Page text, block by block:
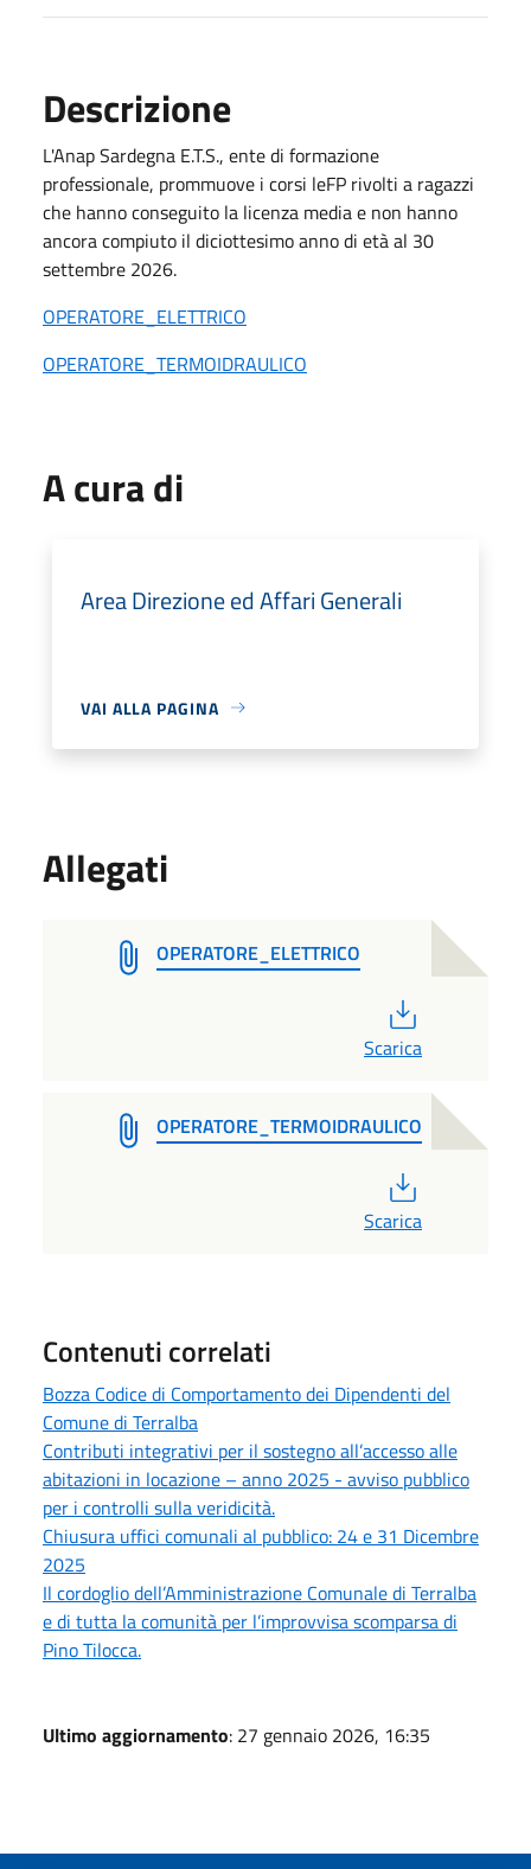
Descrizione
L'Anap Sardegna E.T.S., ente di formazione
professionale, prommuove i corsi leFP rivolti a ragazzi
che hanno conseguito la licenza media e non hanno
ancora compiuto il diciottesimo anno di età al 30
settembre 2026.
OPERATORE_ELETTRICO
OPERATORE_TERMOIDRAULICO
A cura di
Area Direzione ed Affari Generali
VAI ALLA PAGINA
Allegati
OPERATORE_ELETTRICO
Scarica
OPERATORE_TERMOIDRAULICO
Scarica
Contenuti correlati
Bozza Codice di Comportamento dei Dipendenti del
Comune di Terralba
Contributi integrativi per il sostegno all’accesso alle
abitazioni in locazione – anno 2025 - avviso pubblico
per i controlli sulla veridicità.
Chiusura uffici comunali al pubblico: 24 e 31 Dicembre
2025
Il cordoglio dell’Amministrazione Comunale di Terralba
e di tutta la comunità per l’improvvisa scomparsa di
Pino Tilocca.
Ultimo aggiornamento: 27 gennaio 2026, 16:35